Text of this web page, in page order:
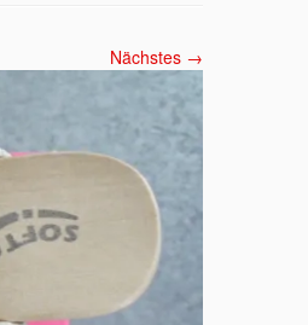
Nächstes →